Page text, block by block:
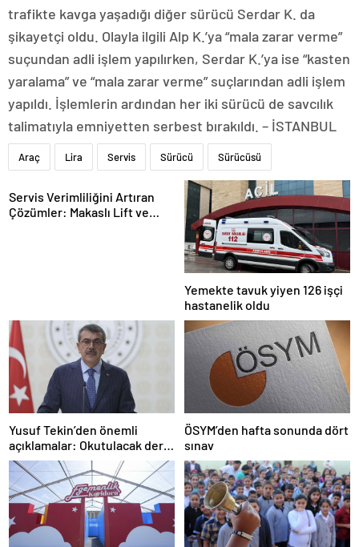
trafikte kavga yaşadığı diğer sürücü Serdar K. da
şikayetçi oldu. Olayla ilgili Alp K.’ya “mala zarar verme”
suçundan adli işlem yapılırken, Serdar K.’ya ise “kasten
yaralama” ve “mala zarar verme” suçlarından adli işlem
yapıldı. İşlemlerin ardından her iki sürücü de savcılık
talimatıyla emniyetten serbest bırakıldı. – İSTANBUL
Araç Lira Servis Sürücü Sürücüsü
Servis Verimliliğini Artıran
Çözümler: Makaslı Lift ve
Yemekte tavuk yiyen 126 işçi
hastanelik oldu
Yusuf Tekin’den önemli
açıklamalar: Okutulacak dersi
kalmamış öğretmene branş
değişikliği masada
ÖSYM’den hafta sonunda dört
sınav